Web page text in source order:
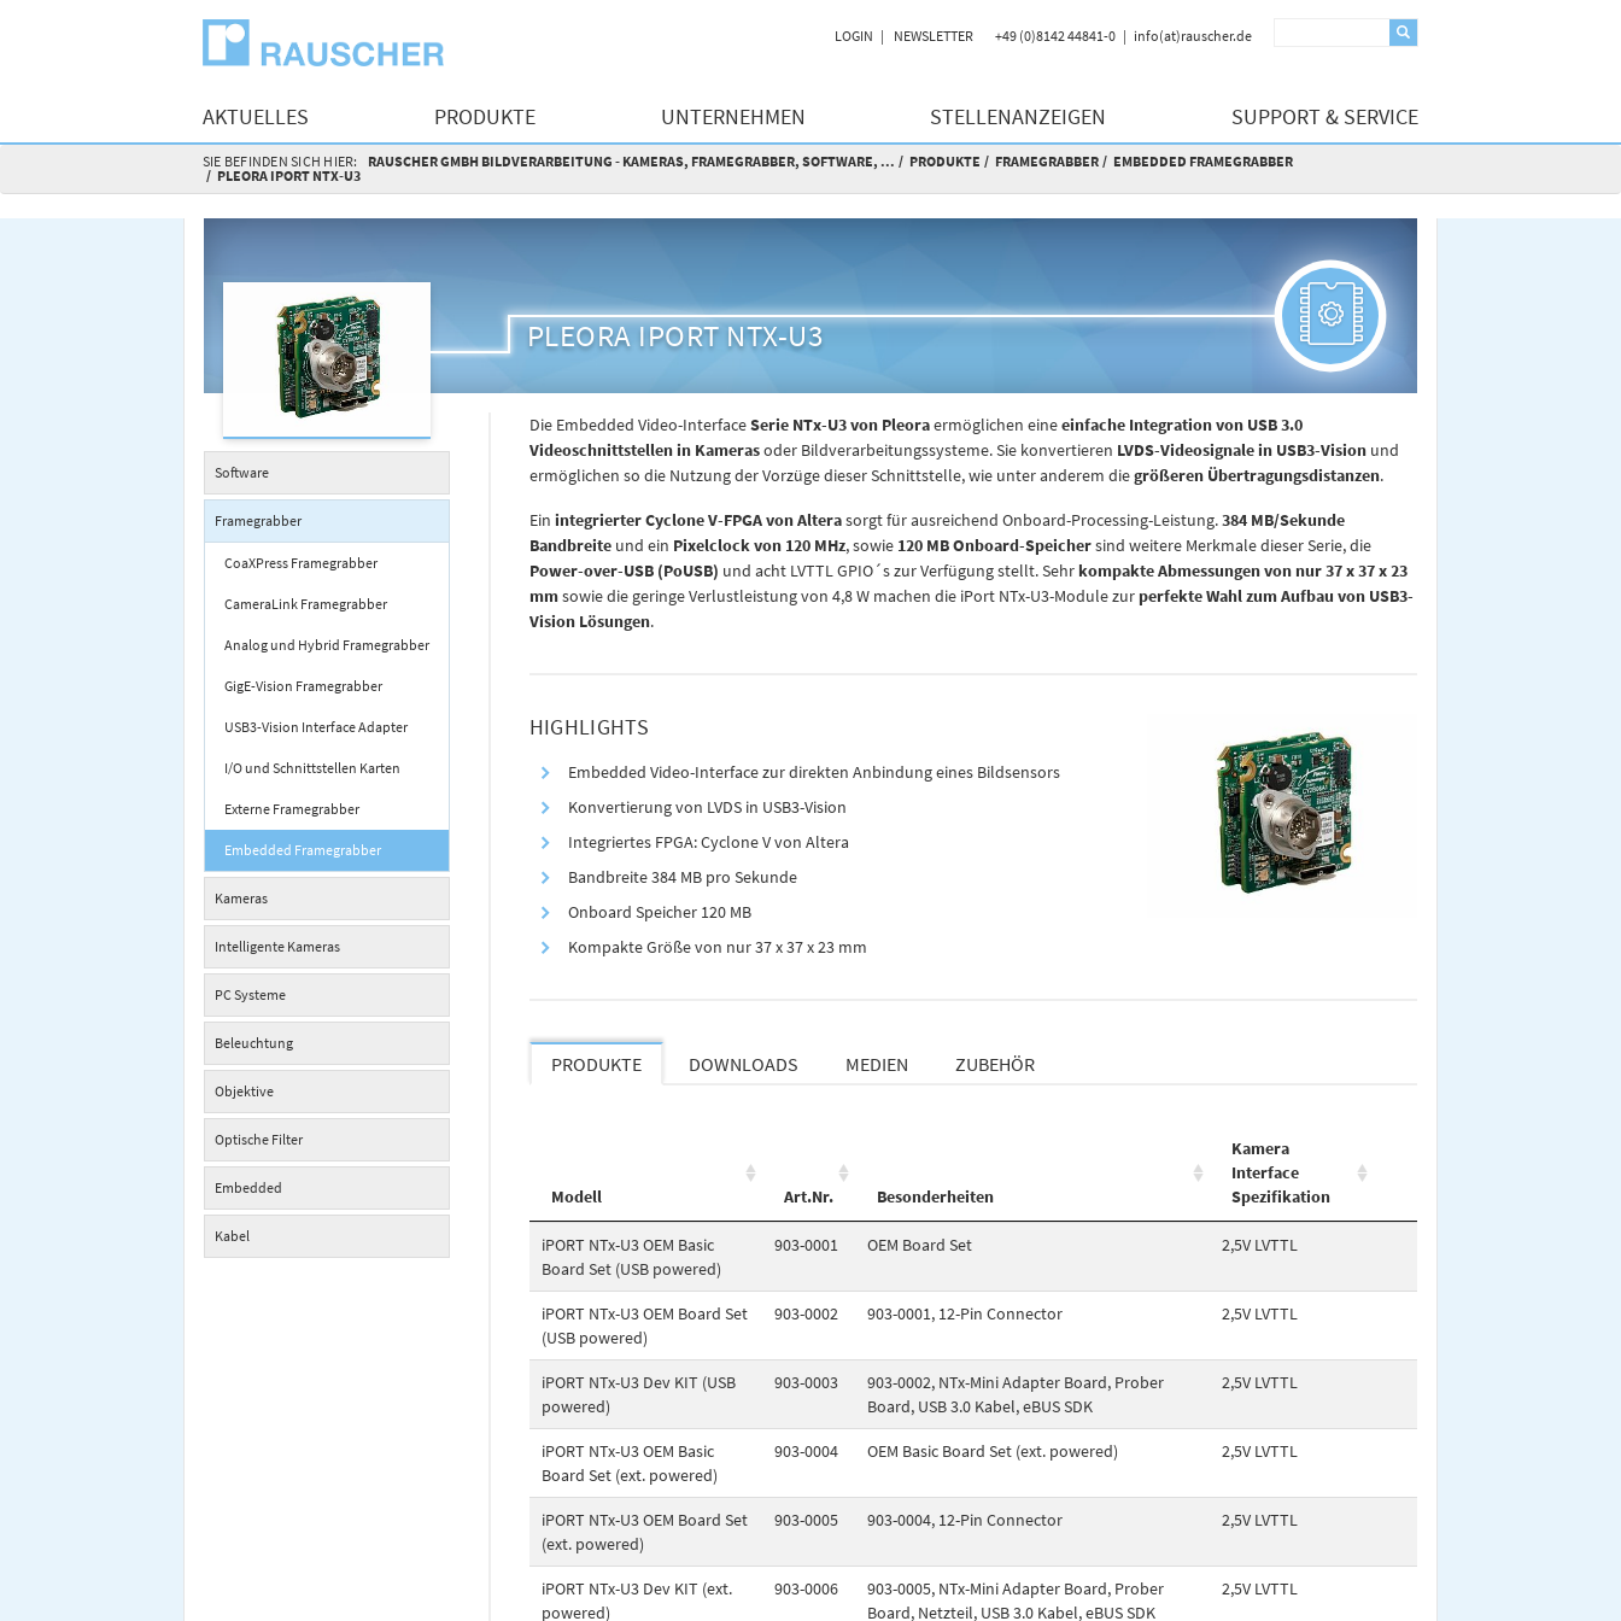
AKTUELLES PRODUKTE UNTERNEHMEN STELLENANZEIGEN SUPPORT & SERVICE
LOGIN NEWSLETTER +49 (0)8142 44841-0 info(at)rauscher.de
SIE BEFINDEN SICH HIER: RAUSCHER GMBH BILDVERARBEITUNG - KAMERAS, FRAMEGRABBER, SOFTWARE, ... PRODUKTE FRAMEGRABBER
EMBEDDED FRAMEGRABBER
PLEORA IPORT NTX-U3
PLEORA IPORT NTX-U3
Software
Framegrabber
CoaXPress Framegrabber
CameraLink Framegrabber
Analog und Hybrid Framegrabber
GigE-Vision Framegrabber
USB3-Vision Interface Adapter
I/O und Schnittstellen Karten
Externe Framegrabber
Embedded Framegrabber
Kameras
Intelligente Kameras
PC Systeme
Beleuchtung
Objektive
Optische Filter
Embedded
Kabel
Die Embedded Video-InterfaceSerie NTx-U3 von Pleoraermöglichen eineeinfache Integration von USB 3.0
Videoschnittstellen in Kamerasoder Bildverarbeitungssysteme. Sie konvertieren LVDS-Videosignale in USB3-Visionund
ermöglichen so die Nutzung der Vorzüge dieser Schnittstelle, wie unter anderem diegrößeren Übertragungsdistanzen.
Ein integrierter Cyclone V-FPGA von Alterasorgt für ausreichend Onboard-Processing-Leistung.384 MB/Sekunde
Bandbreiteund ein Pixelclock von 120 MHz, sowie 120 MB Onboard-Speichersind weitere Merkmale dieser Serie, die
Power-over-USB (PoUSB) und acht LVTTL GPIO´s zur Verfügung stellt. Sehr kompakte Abmessungen von nur 37 x 37 x 23
mmsowie die geringe Verlustleistung von 4,8 W machen die iPort NTx-U3-Module zur perfekte Wahl zum Aufbau von USB3-
Vision Lösungen.
HIGHLIGHTS
Embedded Video-Interface zur direkten Anbindung eines Bildsensors
Konvertierung von LVDS in USB3-Vision
Integriertes FPGA: Cyclone V von Altera
Bandbreite 384 MB pro Sekunde
Onboard Speicher 120 MB
Kompakte Größe von nur 37 x 37 x 23 mm
PRODUKTE DOWNLOADS MEDIEN ZUBEHÖR
Modell Art.Nr. Besonderheiten
Kamera
Interface
Spezifikation
iPORT NTx-U3 OEM Basic
Board Set (USB powered)
903-0001 OEM Board Set 2,5V LVTTL
iPORT NTx-U3 OEM Board Set
(USB powered)
903-0002 903-0001, 12-Pin Connector 2,5V LVTTL
iPORT NTx-U3 Dev KIT (USB
powered)
903-0003
903-0002, NTx-Mini Adapter Board, Prober
Board, USB 3.0 Kabel, eBUS SDK
2,5V LVTTL
iPORT NTx-U3 OEM Basic
Board Set (ext. powered)
903-0004 OEM Basic Board Set (ext. powered) 2,5V LVTTL
iPORT NTx-U3 OEM Board Set
(ext. powered)
903-0005 903-0004, 12-Pin Connector 2,5V LVTTL
iPORT NTx-U3 Dev KIT (ext.
powered)
903-0006
903-0005, NTx-Mini Adapter Board, Prober
Board, Netzteil, USB 3.0 Kabel, eBUS SDK
2,5V LVTTL